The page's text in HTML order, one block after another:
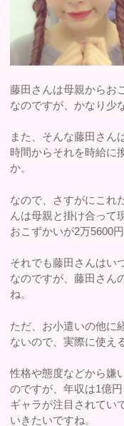
藤田さんは母親からお
なのですが、かなり少
また、そんな藤田さん
時間からそれを時給に
か。
なので、さすがにこれ
んは母親と掛け合って
おこずかいが2万5600
それでも藤田さんはい
なのですが、藤田さん
ね。
ただ、お小遣いの他に
ないので、実際に使え
性格や態度などから嫌
のですが、年収は1億
ギャラが注目されてい
いきたいですね。